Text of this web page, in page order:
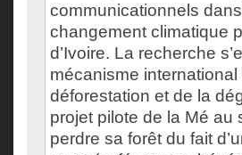
communicationnels
changement climatique
d’Ivoire. La recherche
mécanisme
déforestation et de la
projet pilote de la Mé
perdre sa forêt du fait